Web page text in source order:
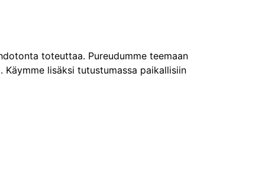
toteuttaa. Pureudumme teemaan
lisäksi tutustumassa paikallisiin